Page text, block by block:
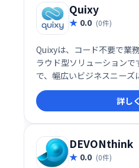
Quixy
0.0 (0件)
Quixyは、コード不要で業
ラウド型ソリューション
で、幅広いビジネスニー
プラットフォームを提供
法務など、様々な部門の業
ワークフローやアプリケ
ロセスの合理化を実現し
詳し
DEVONthink
0.0 (0件)